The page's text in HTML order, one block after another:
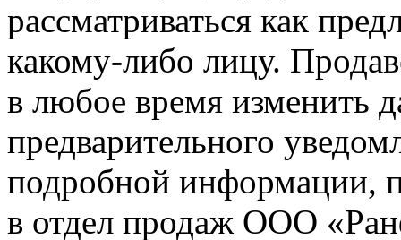
рассматриваться как
какому-либо лицу.
в любое время изменить
предварительного
подробной информации,
в отдел продаж ООО